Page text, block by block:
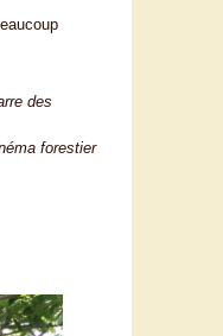
des
forestier